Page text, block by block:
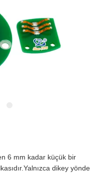
6 mm kadar küçük bir
dikey yönde